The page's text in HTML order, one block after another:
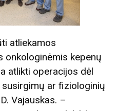
atliekamos
onkologinėmis kepenų
atlikti operacijos dėl
ar fiziologinių
Vajauskas. –